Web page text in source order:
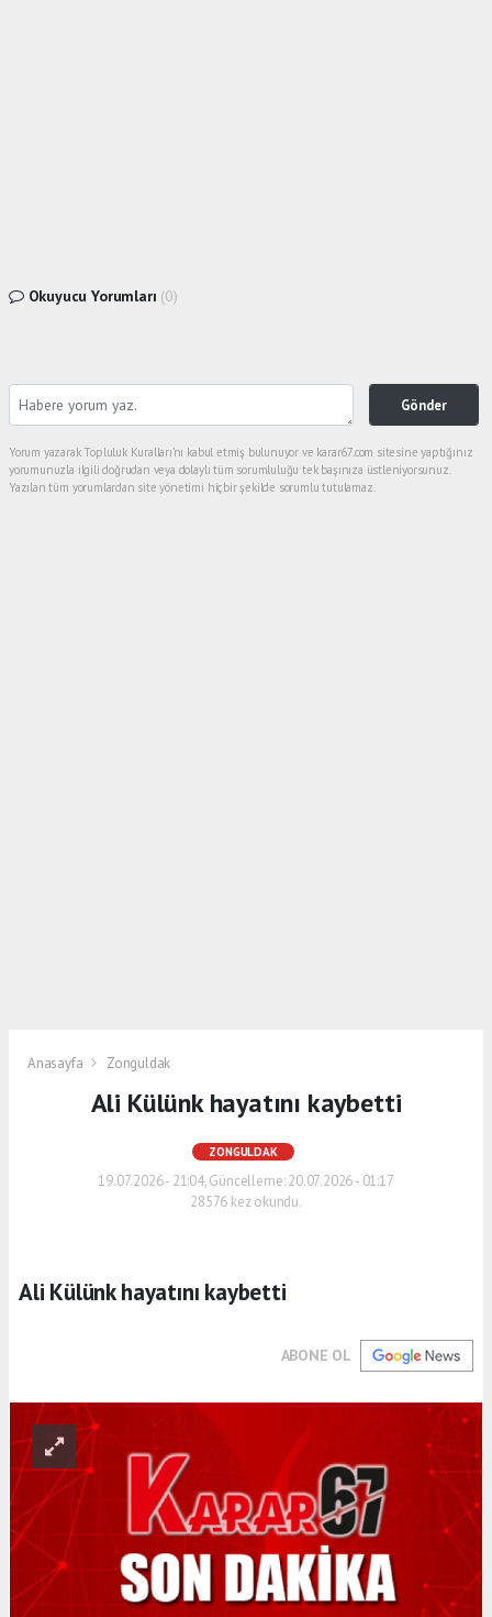
Okuyucu Yorumları (0)
Gönder
Yorum yazarak Topluluk Kuralları’nı kabul etmiş bulunuyor ve karar67.com sitesine yaptığınız
yorumunuzla ilgili doğrudan veya dolaylı tüm sorumluluğu tek başınıza üstleniyorsunuz.
Yazılan tüm yorumlardan site yönetimi hiçbir şekilde sorumlu tutulamaz.
Anasayfa Zonguldak
Ali Külünk hayatını kaybetti
ZONGULDAK
19.07.2026 - 21:04, Güncelleme: 20.07.2026 - 01:17
28576 kez okundu.
Ali Külünk hayatını kaybetti
ABONE OL